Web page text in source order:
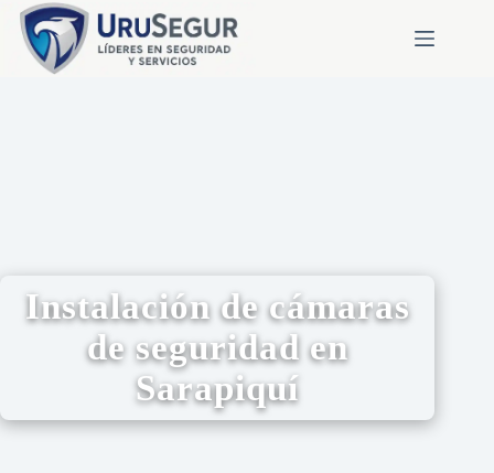
Instalación de cámaras
de seguridad en
Sarapiquí